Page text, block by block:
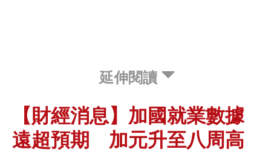
延伸閱讀
【財經消息】加國就業數據
遠超預期 加元升至八周高